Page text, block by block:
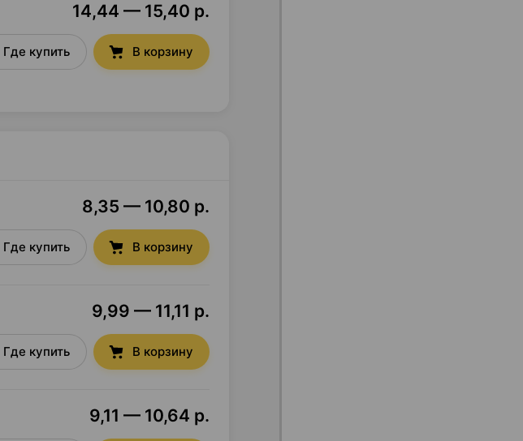
14,44 — 15,40 р.
Где купить В корзину
8,35 — 10,80 р.
Где купить В корзину
9,99 — 11,11 р.
Где купить В корзину
9,11 — 10,64 р.